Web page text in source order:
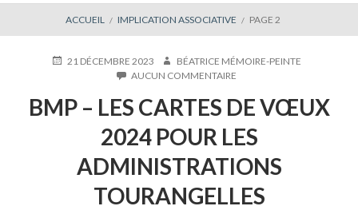
D'ARIANE
ACCUEIL IMPLICATION ASSOCIATIVE PAGE 2
PUBLIÉ21 DÉCEMBRE 2023 AUTEUR
BÉATRICE MÉMOIRE-PEINTE
AUCUN COMMENTAIRE
–
LES
CARTES
DE
VŒUX
2024
POUR
LES
BMP – LES CARTES DE VŒUX
2024 POUR LES
ADMINISTRATIONS
TOURANGELLES